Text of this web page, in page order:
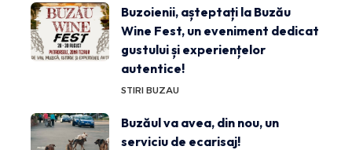
Buzoienii, așteptați la Buzău
Wine Fest, un eveniment dedicat
gustului și experiențelor
autentice!
STIRI BUZAU
Buzăul va avea, din nou, un
serviciu de ecarisaj!